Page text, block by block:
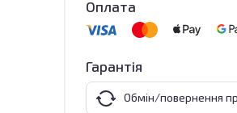
Оплата
Гарантія
Обмін/повернення